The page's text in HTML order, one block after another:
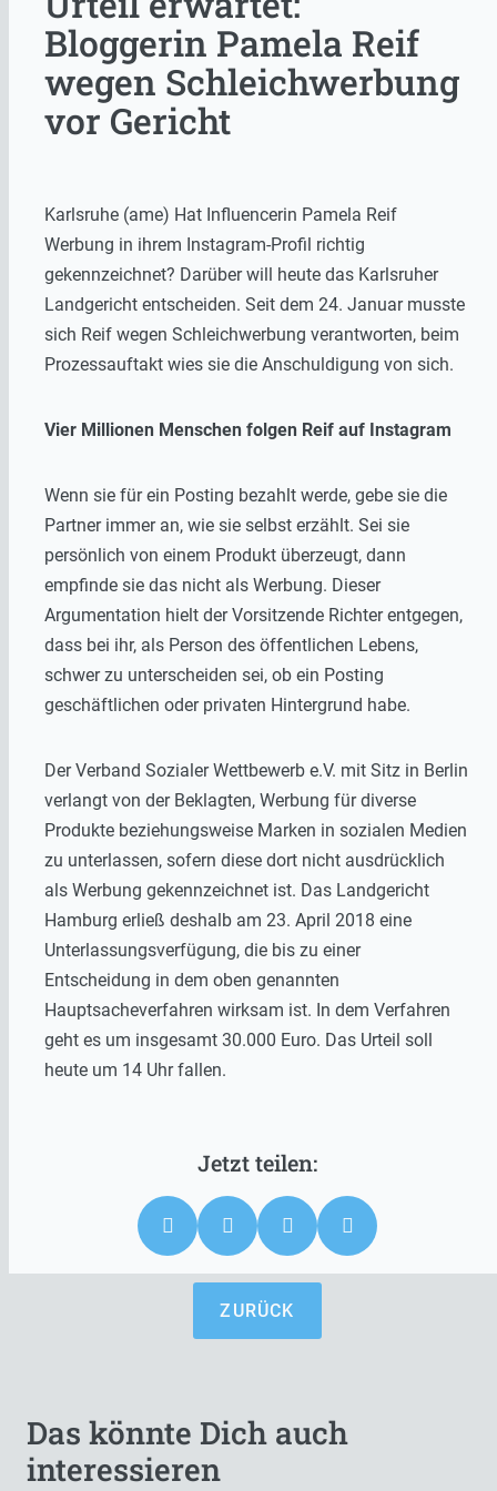
Bloggerin Pamela Reif
wegen Schleichwerbung
vor Gericht
Karlsruhe (ame) Hat Influencerin Pamela Reif
Werbung in ihrem Instagram-Profil richtig
gekennzeichnet? Darüber will heute das Karlsruher
Landgericht entscheiden. Seit dem 24. Januar musste
sich Reif wegen Schleichwerbung verantworten, beim
Prozessauftakt wies sie die Anschuldigung von sich.
Vier Millionen Menschen folgen Reif auf Instagram
Wenn sie für ein Posting bezahlt werde, gebe sie die
Partner immer an, wie sie selbst erzählt. Sei sie
persönlich von einem Produkt überzeugt, dann
empfinde sie das nicht als Werbung. Dieser
Argumentation hielt der Vorsitzende Richter entgegen,
dass bei ihr, als Person des öffentlichen Lebens,
schwer zu unterscheiden sei, ob ein Posting
geschäftlichen oder privaten Hintergrund habe.
Der Verband Sozialer Wettbewerb e.V. mit Sitz in Berlin
verlangt von der Beklagten, Werbung für diverse
Produkte beziehungsweise Marken in sozialen Medien
zu unterlassen, sofern diese dort nicht ausdrücklich
als Werbung gekennzeichnet ist. Das Landgericht
Hamburg erließ deshalb am 23. April 2018 eine
Unterlassungsverfügung, die bis zu einer
Entscheidung in dem oben genannten
Hauptsacheverfahren wirksam ist. In dem Verfahren
geht es um insgesamt 30.000 Euro. Das Urteil soll
heute um 14 Uhr fallen.
ZURÜCK
Das könnte Dich auch
interessieren